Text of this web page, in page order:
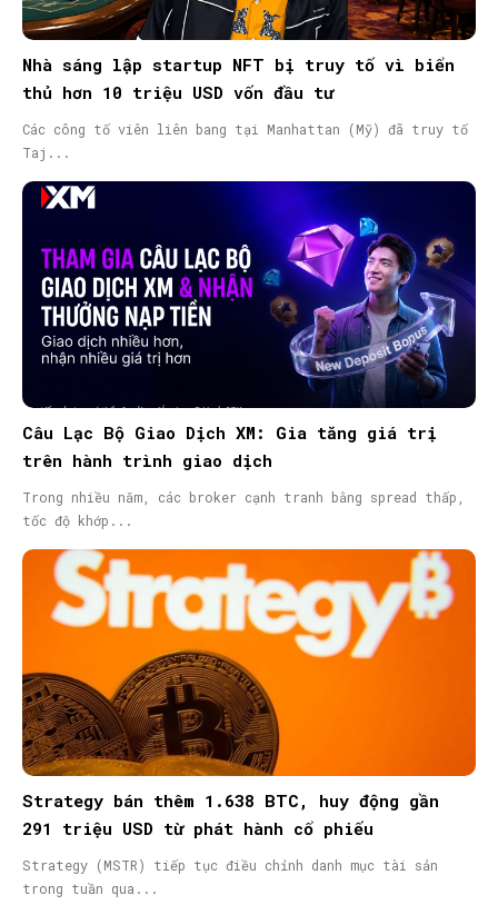
Nhà sáng lập startup NFT bị truy tố vì biển
thủ hơn 10 triệu USD vốn đầu tư
Các công tố viên liên bang tại Manhattan (Mỹ) đã truy tố
Taj...
Câu Lạc Bộ Giao Dịch XM: Gia tăng giá trị
trên hành trình giao dịch
Trong nhiều năm, các broker cạnh tranh bằng spread thấp,
tốc độ khớp...
Strategy bán thêm 1.638 BTC, huy động gần
291 triệu USD từ phát hành cổ phiếu
Strategy (MSTR) tiếp tục điều chỉnh danh mục tài sản
trong tuần qua...